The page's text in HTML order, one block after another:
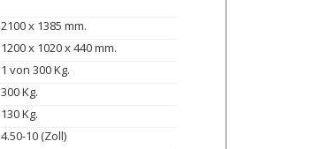
2100 x 1385 mm.
1200 x 1020 x 440 mm.
1 von 300 Kg.
300 Kg.
130 Kg.
4.50-10 (Zoll)